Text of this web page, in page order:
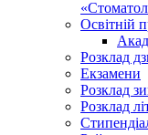
Освітній
Розклад
Екзамени
Розклад
Розклад